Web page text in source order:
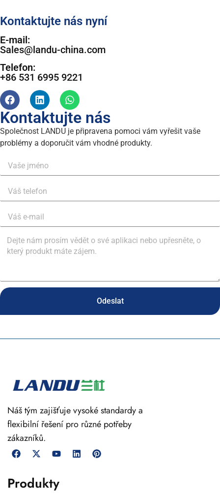
Kontaktujte nás nyní
E-mail:
Sales@landu-china.com
Telefon:
+86 531 6995 9221
Kontaktujte nás
Společnost LANDU je připravena pomoci vám vyřešit vaše
problémy a doporučit vám vhodné produkty.
Odeslat
Náš tým zajišťuje vysoké standardy a
flexibilní řešení pro různé potřeby
zákazníků.
Produkty